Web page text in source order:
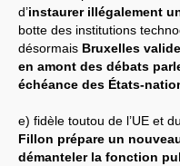
d’instaurer illégalement
botte des institutions
désormais Bruxelles
en amont des débats
échéance des États-
e) fidèle toutou de l’UE et
Fillon prépare un
démanteler la fonction